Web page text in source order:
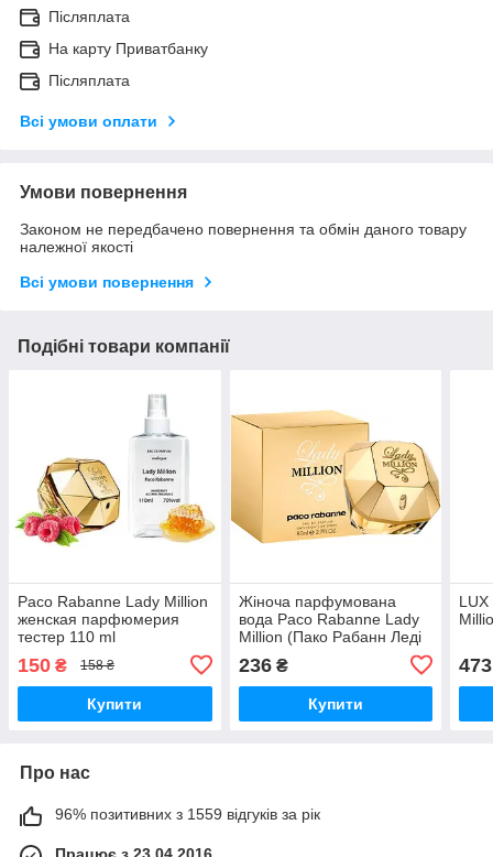
Післяплата
На карту Приватбанку
Післяплата
Всі умови оплати
Умови повернення
Законом не передбачено повернення та обмін даного товару
належної якості
Всі умови повернення
Подібні товари компанії
Paco Rabanne Lady Million
женская парфюмерия
тестер 110 ml
150 ₴ 158 ₴
Купити
Жіноча парфумована
вода Paco Rabanne Lady
Million (Пако Рабанн Леді
236₴
Купити
LUX
473
Про нас
96% позитивних з 1559 відгуків за рік